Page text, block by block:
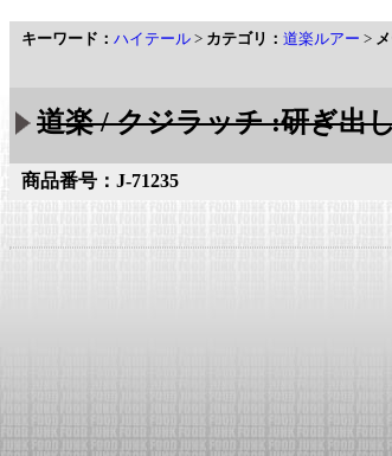
キーワード： ハイテール > カテゴリ： 道楽ルアー >
道楽 / クジラッチ :研ぎ出
商品番号：J-71235